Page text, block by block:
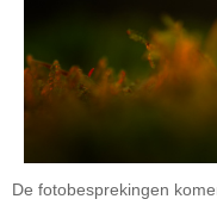
De fotobesprekingen